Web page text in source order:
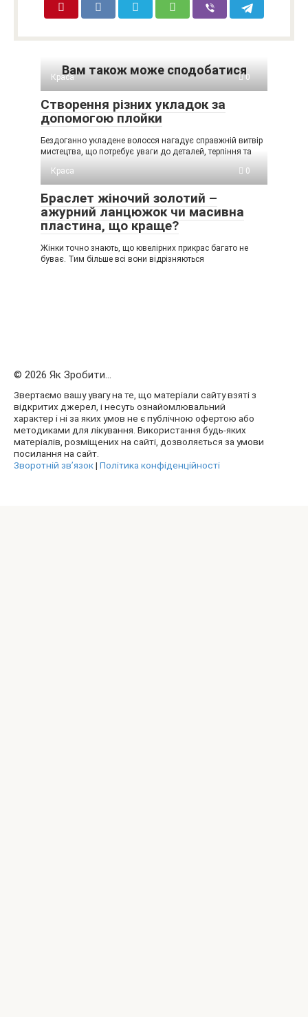
Вам також може сподобатися
Краса 0
Створення різних укладок за
допомогою плойки
Бездоганно укладене волосся нагадує справжній витвір
мистецтва, що потребує уваги до деталей, терпіння та
Краса
0
Браслет жіночий золотий –
ажурний ланцюжок чи масивна
пластина, що краще?
Жінки точно знають, що ювелірних прикрас багато не
буває. Тим більше всі вони відрізняються
© 2026 Як Зробити...
Звертаємо вашу увагу на те, що матеріали сайту взяті з
відкритих джерел, і несуть ознайомлювальний
характер і ні за яких умов не є публічною офертою або
методиками для лікування. Використання будь-яких
матеріалів, розміщених на сайті, дозволяється за умови
посилання на сайт.
Зворотній зв’язок| Політика конфіденційності